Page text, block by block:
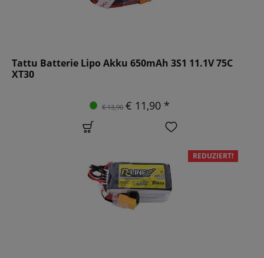
Tattu Batterie Lipo Akku 650mAh 3S1 11.1V 75C
XT30
€ 13,90 € 11,90 *
REDUZIERT!